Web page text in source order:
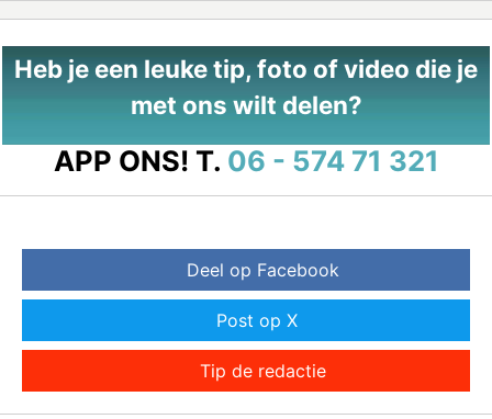
Heb je een leuke tip, foto of video die je
met ons wilt delen?
APP ONS! T. 06 - 574 71 321
Deel op Facebook
Post op X
Tip de redactie